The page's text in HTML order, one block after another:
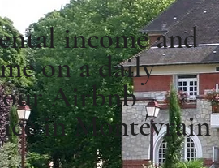
income and
on a daily
our Airbnb
in Montévrain